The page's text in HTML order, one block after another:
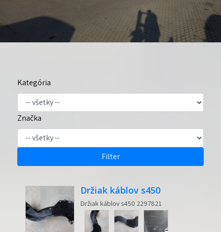
Kategória
Značka
Filter
Držiak káblov s450
Držiak káblov s450 2297821